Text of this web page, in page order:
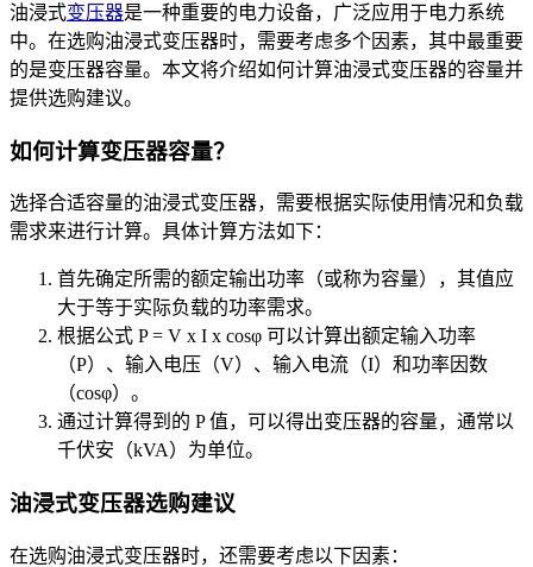
油浸式变压器是一种重要的电力设备，广泛应用于电力系统
中。在选购油浸式变压器时，需要考虑多个因素，其中最重要
的是变压器容量。本文将介绍如何计算油浸式变压器的容量并
提供选购建议。
如何计算变压器容量？
选择合适容量的油浸式变压器，需要根据实际使用情况和负载
需求来进行计算。具体计算方法如下：
首先确定所需的额定输出功率（或称为容量），其值应
大于等于实际负载的功率需求。
根据公式 P = V x I x cosφ 可以计算出额定输入功率
（P）、输入电压（V）、输入电流（I）和功率因数
（cosφ）。
通过计算得到的 P 值，可以得出变压器的容量，通常以
千伏安（kVA）为单位。
油浸式变压器选购建议
在选购油浸式变压器时，还需要考虑以下因素：